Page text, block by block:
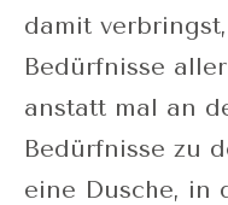
damit
Bedürfnisse
anstatt mal an
Bedürfnisse zu
eine Dusche, in